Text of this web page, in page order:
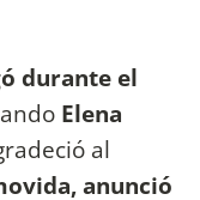
durante el
Elena
al
anunció